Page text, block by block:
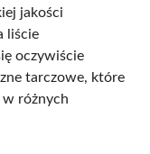
jakości
liście
oczywiście
tarczowe, które
różnych